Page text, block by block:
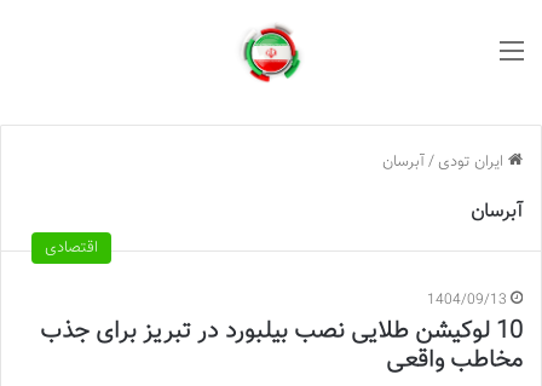
ایران تودی /آبرسان
آبرسان
اقتصادی
1404/09/13
10 لوکیشن طلایی نصب بیلبورد در تبریز برای جذب
مخاطب واقعی